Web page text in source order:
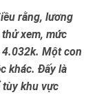
rằng, lương
thử xem, mức
Một con
khác. Đấy là
tùy khu vực